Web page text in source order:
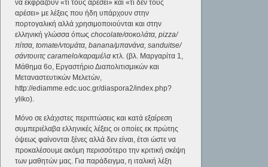
να εκφράζουν «τι τους αρέσει» και «τι δεν τους
αρέσει» με λέξεις που ήδη υπάρχουν στην
πορτογαλική αλλά χρησιμοποιούνται και στην
ελληνική γλώσσα όπωςchocolate/σοκολάτα, pizza/
πίτσα, tomate/ντομάτα, banana/μπανάνα, sanduitse/
σάντουιτς caramelo/καραμέλα κτλ. (βλ. Μαργαρίτα 1,
Μάθημα 6o, Εργαστήριο Διαπολιτισμικών και
Μεταναστευτικών Μελετών,
http://ediamme.edc.uoc.gr/diaspora2/index.php?
yliko).
Μόνο σε ελάχιστες περιπτώσεις και κατά εξαίρεση
συμπεριέλαβα ελληνικές λέξεις οι οποίες εκ πρώτης
όψεως φαίνονται ξένες αλλά δεν είναι, έτσι ώστε να
προκαλέσουμε ακόμη περισσότερο την κριτική σκέψη
των μαθητών μας. Για παράδειγμα, η ιταλική λέξη